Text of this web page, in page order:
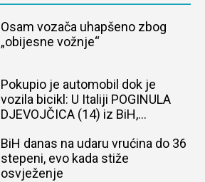
Osam vozača uhapšeno zbog
„obijesne vožnje“
Pokupio je automobil dok je
vozila bicikl: U Italiji POGINULA
DJEVOJČICA (14) iz BiH,
BiH danas na udaru vrućina do 36
stepeni, evo kada stiže
osvježenje